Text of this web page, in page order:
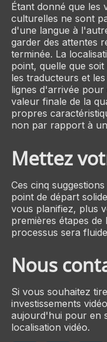
Étant donné que les
culturelles ne sont
d'une langue à
garder des attentes
terminée. La
point, quelle que
les traducteurs et
lignes d'arrivée
valeur finale de la
propres
non par rapport à
Mettez
Ces cinq
point de départ
vous planifiez, plus
premières étapes
processus sera
Nous
Si vous souhaitez
investissements
aujourd'hui pour en
localisation vidéo.